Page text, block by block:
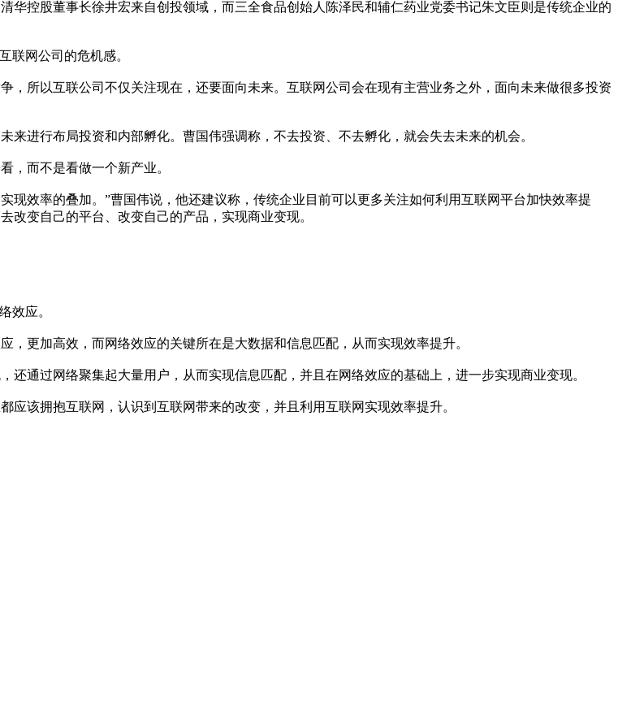
控股董事长徐井宏来自创投领域，而三全食品创始人陈泽民和辅仁药业党委书记朱文臣则是传统企业的
网公司的危机感。
所以互联公司不仅关注现在，还要面向未来。互联网公司会在现有主营业务之外，面向未来做很多投资
行布局投资和内部孵化。曹国伟强调称，不去投资、不去孵化，就会失去未来的机会。
而不是看做一个新产业。
效率的叠加。”曹国伟说，他还建议称，传统企业目前可以更多关注如何利用互联网平台加快效率提
改变自己的平台、改变自己的产品，实现商业变现。
效应。
更加高效，而网络效应的关键所在是大数据和信息匹配，从而实现效率提升。
过网络聚集起大量用户，从而实现信息匹配，并且在网络效应的基础上，进一步实现商业变现。
该拥抱互联网，认识到互联网带来的改变，并且利用互联网实现效率提升。